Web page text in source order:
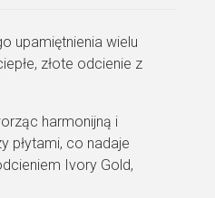
upamiętnienia wielu
złote odcienie z
harmonijną i
płytami, co nadaje
Ivory Gold,